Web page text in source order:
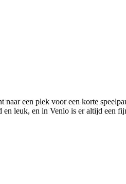
een plek voor een korte
leuk, en in Venlo is er altijd een